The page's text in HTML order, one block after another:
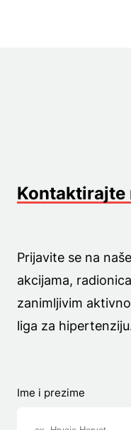
Kontaktirajte
Prijavite se na
akcijama,
zanimljivim
liga za
Ime i prezime